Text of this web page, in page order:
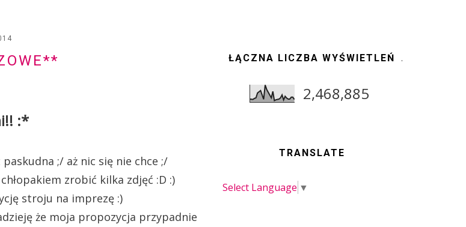
:*
;/ aż nic się nie chce ;/
zrobić kilka zdjęć :D :)
stroju na imprezę :)
że moja propozycja przypadnie
ŁĄCZNA LICZBA WYŚWIETLEŃ
2,468,885
TRANSLATE
Select Language ▼